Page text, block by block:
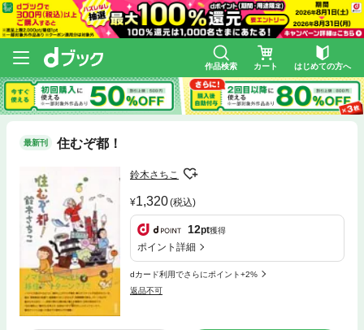
作品検索 カート はじめての方へ
最新刊 住むぞ都！
鈴木さちこ
1,320(税込)
12pt獲得
ポイント詳細
dカード利用でさらにポイント+2%
返品不可